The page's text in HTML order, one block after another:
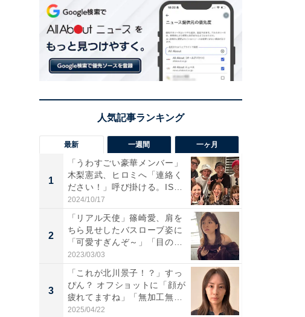
最新 一週間 一ヶ月
1
「うわすごい豪華メンバー」
木梨憲武、ヒロミへ「連絡く
ださい！」呼び掛ける。IS
S...
2024/10/17
2
「リアル天使」篠崎愛、肩を
ちら見せしたバスローブ姿に
「可愛すぎんぞ～」「目の表
情...
2023/03/03
3
「これが北川景子！？」すっ
ぴん？ オフショットに「顔が
疲れてますね」「無加工無
表...
2025/04/22